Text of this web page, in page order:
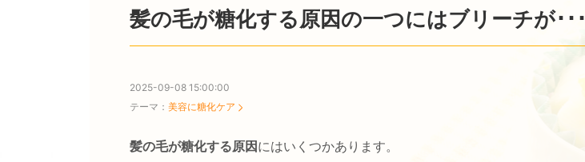
髪の毛が糖化する原因の一つにはブリーチが･･･
2025-09-08 15:00:00
テーマ： 美容に糖化ケア
髪の毛が糖化する原因 にはいくつかあります。